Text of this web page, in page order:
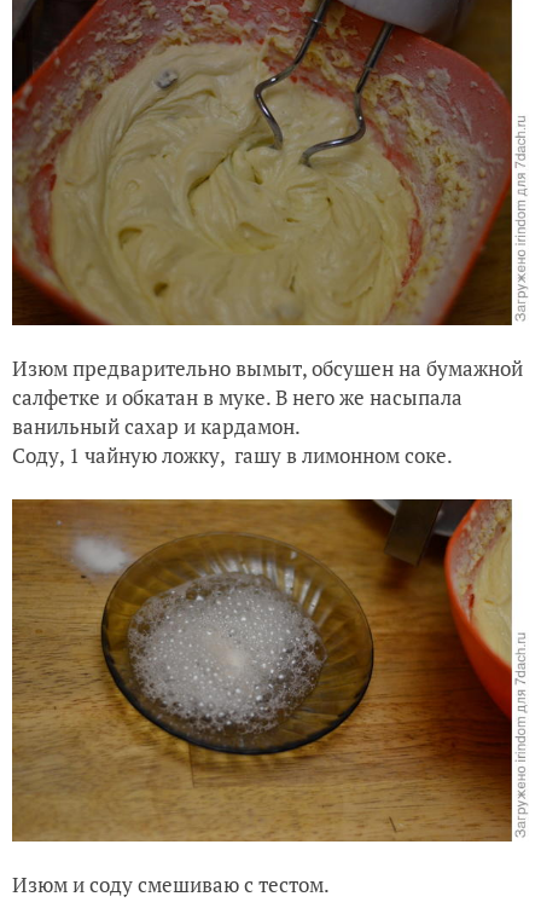
Изюм предварительно вымыт, обсушен на бумажной
салфетке и обкатан в муке. В него же насыпала
ванильный сахар и кардамон.
Соду, 1 чайную ложку, гашу в лимонном соке.
Изюм и соду смешиваю с тестом.